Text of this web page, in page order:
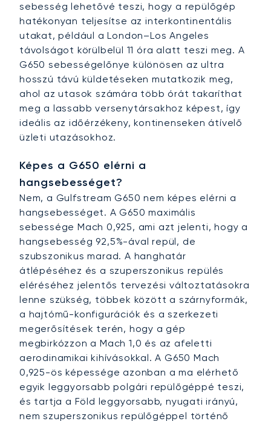
sebesség lehetővé teszi, hogy a repülőgép
hatékonyan teljesítse az interkontinentális
utakat, például a London–Los Angeles
távolságot körülbelül 11 óra alatt teszi meg. A
G650 sebességelőnye különösen az ultra
hosszú távú küldetéseken mutatkozik meg,
ahol az utasok számára több órát takaríthat
meg a lassabb versenytársakhoz képest, így
ideális az időérzékeny, kontinenseken átívelő
üzleti utazásokhoz.
Képes a G650 elérni a
hangsebességet?
Nem, a Gulfstream G650 nem képes elérni a
hangsebességet. A G650 maximális
sebessége Mach 0,925, ami azt jelenti, hogy a
hangsebesség 92,5%-ával repül, de
szubszonikus marad. A hanghatár
átlépéséhez és a szuperszonikus repülés
eléréséhez jelentős tervezési változtatásokra
lenne szükség, többek között a szárnyformák,
a hajtómű-konfigurációk és a szerkezeti
megerősítések terén, hogy a gép
megbirkózzon a Mach 1,0 és az afeletti
aerodinamikai kihívásokkal. A G650 Mach
0,925-ös képessége azonban a ma elérhető
egyik leggyorsabb polgári repülőgéppé teszi,
és tartja a Föld leggyorsabb, nyugati irányú,
nem szuperszonikus repülőgéppel történő